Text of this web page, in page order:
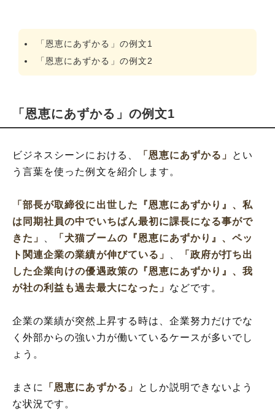
「恩恵にあずかる」の例文1
「恩恵にあずかる」の例文2
「恩恵にあずかる」の例文1
ビジネスシーンにおける、 「恩恵にあずかる」 とい
う言葉を使った例文を紹介します。
「部長が取締役に出世した『恩恵にあずかり』、私
は同期社員の中でいちばん最初に課長になる事がで
きた」
「犬猫ブームの『恩恵にあずかり』、ペッ
ト関連企業の業績が伸びている」
「政府が打ち出
した企業向けの優遇政策の『恩恵にあずかり』、我
が社の利益も過去最大になった」 などです。
企業の業績が突然上昇する時は、企業努力だけでな
く外部からの強い力が働いているケースが多いでし
ょう。
まさに 「恩恵にあずかる」
としか説明できないよう
な状況です。